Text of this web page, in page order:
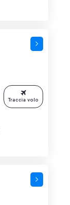
Traccia volo